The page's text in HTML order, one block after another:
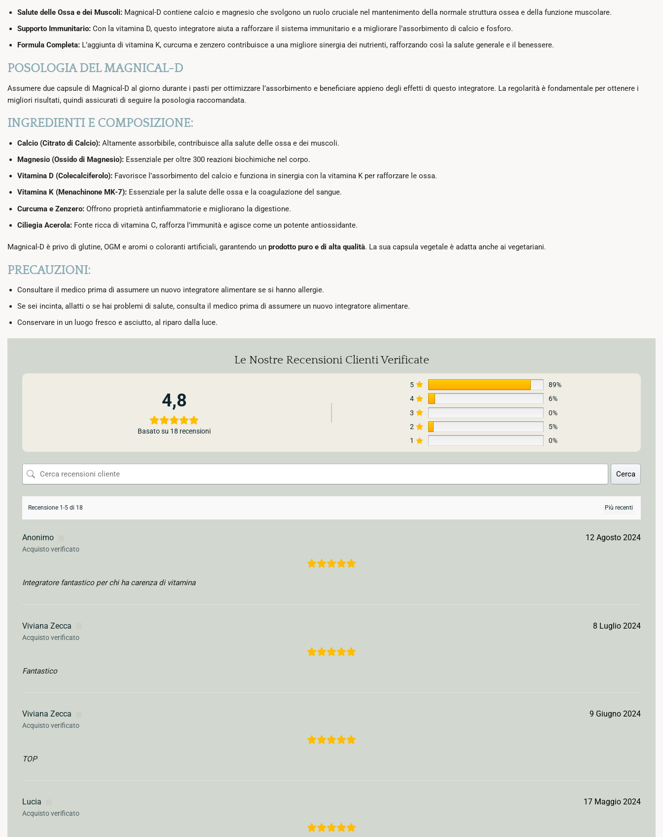
Salute delle Ossa e dei Muscoli:Magnical-D contiene calcio e magnesio che svolgono un ruolo cruciale nel mantenimento della normale struttura ossea e della funzione muscolare.
Supporto Immunitario:Con la vitamina D, questo integratore aiuta a rafforzare il sistema immunitario e a migliorare l’assorbimento di calcio e fosforo.
Formula Completa:L’aggiunta di vitamina K, curcuma e zenzero contribuisce a una migliore sinergia dei nutrienti, rafforzando così la salute generale e il benessere.
POSOLOGIA DEL MAGNICAL-D
Assumere due capsule di Magnical-D al giorno durante i pasti per ottimizzare l’assorbimento e beneficiare appieno degli effetti di questo integratore. La regolarità è fondamentale per ottenere i
migliori risultati, quindi assicurati di seguire la posologia raccomandata.
INGREDIENTI E COMPOSIZIONE:
Calcio (Citrato di Calcio):Altamente assorbibile, contribuisce alla salute delle ossa e dei muscoli.
Magnesio (Ossido di Magnesio):Essenziale per oltre 300 reazioni biochimiche nel corpo.
Vitamina D (Colecalciferolo):Favorisce l’assorbimento del calcio e funziona in sinergia con la vitamina K per rafforzare le ossa.
Vitamina K (Menachinone MK-7):Essenziale per la salute delle ossa e la coagulazione del sangue.
Curcuma e Zenzero:Offrono proprietà antinfiammatorie e migliorano la digestione.
Ciliegia Acerola:Fonte ricca di vitamina C, rafforza l’immunità e agisce come un potente antiossidante.
Magnical-D è privo di glutine, OGM e aromi o coloranti artificiali, garantendo un prodotto puro e di alta qualità. La sua capsula vegetale è adatta anche ai vegetariani.
PRECAUZIONI:
Consultare il medico prima di assumere un nuovo integratore alimentare se si hanno allergie.
Se sei incinta, allatti o se hai problemi di salute, consulta il medico prima di assumere un nuovo integratore alimentare.
Conservare in un luogo fresco e asciutto, al riparo dalla luce.
Le Nostre Recensioni Clienti Verificate
4,8
Basato su 18 recensioni
5
89%
4
6%
3
0%
2
5%
1
0%
Cerca
Recensione 1-5 di 18
Anonimo
Acquisto verificato
12 Agosto 2024
Integratore fantastico per chi ha carenza di vitamina
Viviana Zecca
Acquisto verificato
8 Luglio 2024
Fantastico
Viviana Zecca
Acquisto verificato
9 Giugno 2024
TOP
Lucia
Acquisto verificato
17 Maggio 2024